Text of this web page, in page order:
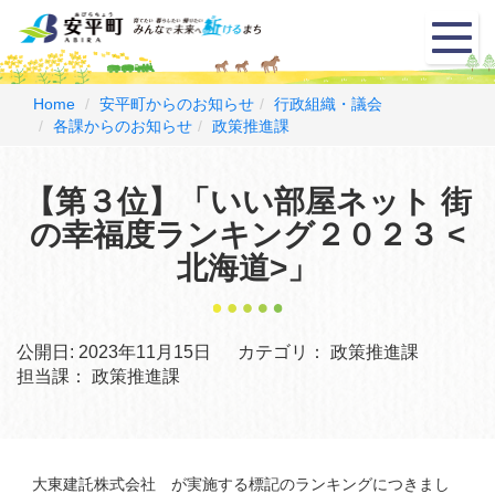
メ
ニ
ュ
Home 安平町からのお知らせ
行政組織・議会
各課からのお知らせ
政策推進課
【第３位】「いい部屋ネット 街
の幸福度ランキング２０２３ <
北海道>」
公開日: 2023年11月15日 カテゴリ：
政策推進課
担当課：
政策推進課
大東建託株式会社 が実施する標記のランキングにつきまし